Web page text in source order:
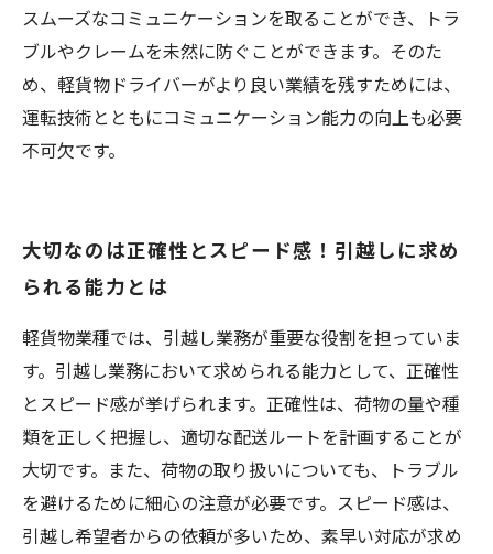
スムーズなコミュニケーションを取ることができ、トラ
ブルやクレームを未然に防ぐことができます。そのた
め、軽貨物ドライバーがより良い業績を残すためには、
運転技術とともにコミュニケーション能力の向上も必要
不可欠です。
大切なのは正確性とスピード感！引越しに求め
られる能力とは
軽貨物業種では、引越し業務が重要な役割を担っていま
す。引越し業務において求められる能力として、正確性
とスピード感が挙げられます。正確性は、荷物の量や種
類を正しく把握し、適切な配送ルートを計画することが
大切です。また、荷物の取り扱いについても、トラブル
を避けるために細心の注意が必要です。スピード感は、
引越し希望者からの依頼が多いため、素早い対応が求め